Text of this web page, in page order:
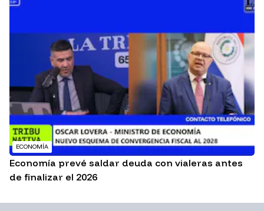
ECONOMÍA
Economía prevé saldar deuda con vialeras antes
de finalizar el 2026